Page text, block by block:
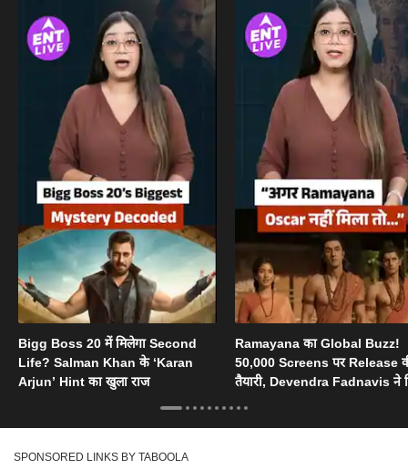
Bigg Boss 20 में मिलेगा Second
Life? Salman Khan के ‘Karan
Arjun’ Hint का खुला राज
Ramayana का Global Buzz!
50,000 Screens पर Release
तैयारी, Devendra Fadnavis ने
SPONSORED LINKS BY TABOOLA